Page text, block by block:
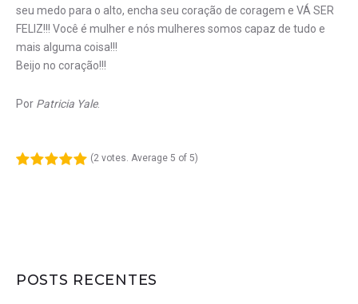
seu medo para o alto, encha seu coração de coragem e VÁ SER
FELIZ!!! Você é mulher e nós mulheres somos capaz de tudo e
mais alguma coisa!!!
Beijo no coração!!!
Por Patricia Yale.
(2 votes. Average 5 of 5)
POSTS RECENTES